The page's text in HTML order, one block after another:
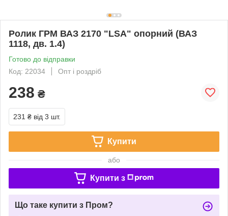
Ролик ГРМ ВАЗ 2170 "LSA" опорний (ВАЗ
1118, дв. 1.4)
Готово до відправки
Код: 22034
Опт і роздріб
238 ₴
231 ₴ від 3 шт.
Купити
або
Купити з
Що таке купити з Пром?